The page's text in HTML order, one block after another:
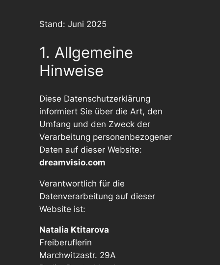
Stand: Juni 2025
1. Allgemeine
Hinweise
Diese Datenschutzerklärung
informiert Sie über die Art, den
Umfang und den Zweck der
Verarbeitung personenbezogener
Daten auf dieser Website:
dreamvisio.com
Verantwortlich für die
Datenverarbeitung auf dieser
Website ist:
Natalia Ktitarova
Freiberuflerin
Marchwitzastr. 29A